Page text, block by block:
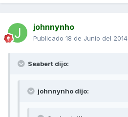
johnnynho
Publicado 18 de Junio del 2014
Seabert dijo:
johnnynho dijo: